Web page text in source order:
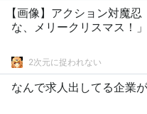
【画像】アクション対魔
な、メリークリスマス！」
2次元に捉われない
なんで求人出してる企業